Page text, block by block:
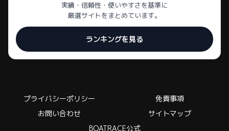
実績・信頼性・使いやすさを基準に
厳選サイトをまとめています。
ランキングを見る
プライバシーポリシー
免責事項
お問い合わせ
サイトマップ
BOATRACE公式